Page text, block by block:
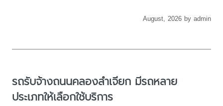
August, 2026 by admin
รถรับจ้างถนนคลองลำเจียก มีรถหลาย
ประเภทให้เลือกใช้บริการ